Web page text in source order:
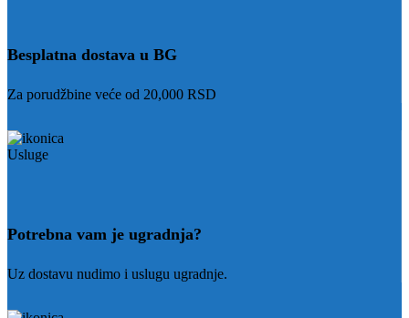
Besplatna dostava u BG
Za porudžbine veće od 20,000 RSD
Potrebna vam je ugradnja?
Uz dostavu nudimo i uslugu ugradnje.